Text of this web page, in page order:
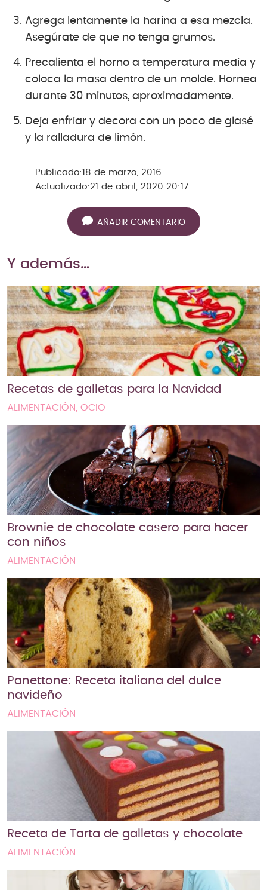
Agrega lentamente la harina a esa mezcla.
Asegúrate de que no tenga grumos.
Precalienta el horno a temperatura media y
coloca la masa dentro de un molde. Hornea
durante 30 minutos, aproximadamente.
Deja enfriar y decora con un poco de glasé
y la ralladura de limón.
Publicado:18 de marzo, 2016
Actualizado:21 de abril, 2020 20:17
AÑADIR COMENTARIO
Y además…
Recetas de galletas para la Navidad
ALIMENTACIÓN, OCIO
Brownie de chocolate casero para hacer
con niños
ALIMENTACIÓN
Panettone: Receta italiana del dulce
navideño
ALIMENTACIÓN
Receta de Tarta de galletas y chocolate
ALIMENTACIÓN